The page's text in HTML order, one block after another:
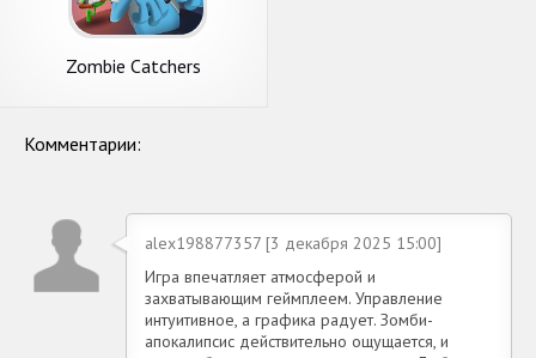
Zombie Catchers
Комментарии:
alex198877357 [3 декабря 2025 15:00]
Игра впечатляет атмосферой и
захватывающим геймплеем. Управление
интуитивное, а графика радует. Зомби-
апокалипсис действительно ощущается, и